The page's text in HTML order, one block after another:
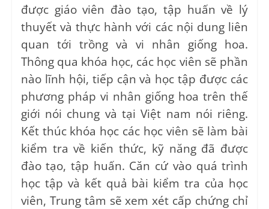
được giáo viên đào tạo, tập huấn về lý
thuyết và thực hành với các nội dung liên
quan tới trồng và vi nhân giống hoa.
Thông qua khóa học, các học viên sẽ phần
nào lĩnh hội, tiếp cận và học tập được các
phương pháp vi nhân giống hoa trên thế
giới nói chung và tại Việt nam nói riêng.
Kết thúc khóa học các học viên sẽ làm bài
kiểm tra về kiến thức, kỹ năng đã được
đào tạo, tập huấn. Căn cứ vào quá trình
học tập và kết quả bài kiểm tra của học
viên, Trung tâm sẽ xem xét cấp chứng chỉ